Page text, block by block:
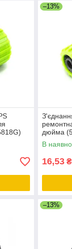
–13%
дюйма
В
16,53 ₴
–13%